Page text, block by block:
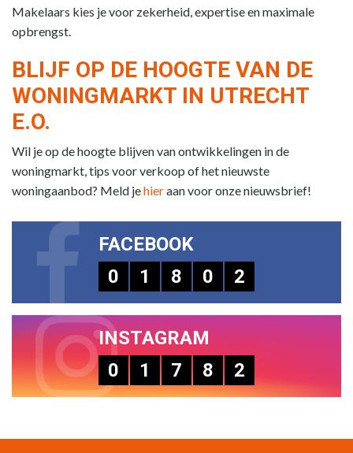
Makelaars kies je voor zekerheid, expertise en maximale
opbrengst.
BLIJF OP DE HOOGTE VAN DE
WONINGMARKT IN UTRECHT
E.O.
Wil je op de hoogte blijven van ontwikkelingen in de
woningmarkt, tips voor verkoop of het nieuwste
woningaanbod? Meld jehieraan voor onze nieuwsbrief!
FACEBOOK
0
1 8 0 2
INSTAGRAM
0
1 7 8 2